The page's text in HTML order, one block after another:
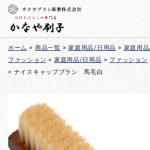
カナヤブラシ産業株式会社
ホーム > 商品一覧 > 家庭用品/日用品 > 家庭用
ファッション > 家庭用品/日用品 > ファッション
> ナイスキャップブラシ 馬毛白